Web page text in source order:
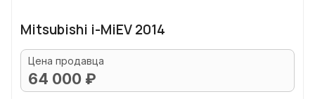
Mitsubishi i-MiEV 2014
Цена продавца
64 000 ₽